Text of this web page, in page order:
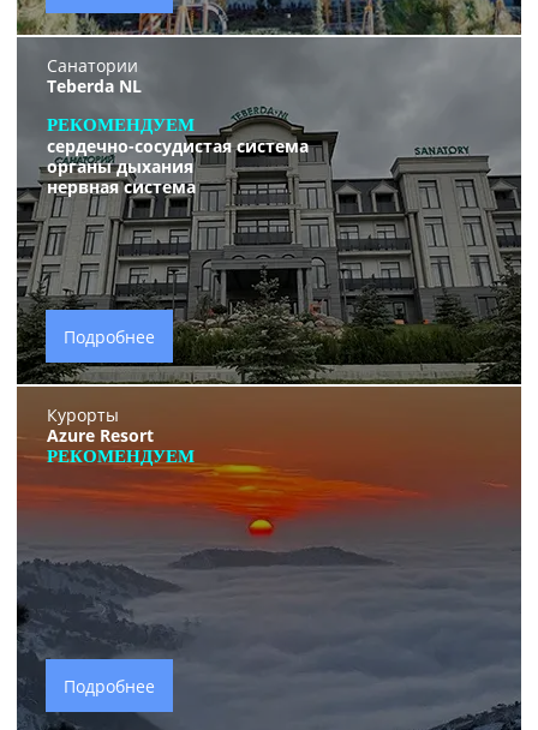
Санатории
Teberda NL
РЕКОМЕНДУЕМ
сердечно-сосудистая система
органы дыхания
нервная система
Подробнее
Курорты
Azure Resort
РЕКОМЕНДУЕМ
Подробнее